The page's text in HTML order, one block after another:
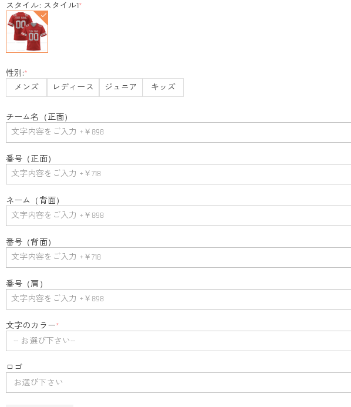
スタイル: スタイル1*
性別:*
メンズ
レディース ジュニア キッズ
チーム名（正面）
番号（正面）
ネーム（背面）
番号（背面）
番号（肩）
文字のカラー*
-- お選び下さい--
ロゴ
お選び下さい